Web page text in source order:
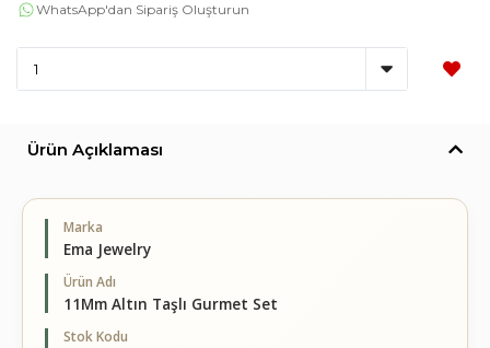
WhatsApp'dan Sipariş Oluşturun
Ürün Açıklaması
Marka
Ema Jewelry
Ürün Adı
11Mm Altın Taşlı Gurmet Set
Stok Kodu